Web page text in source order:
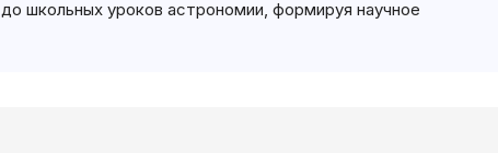
школьных уроков астрономии, формируя научное